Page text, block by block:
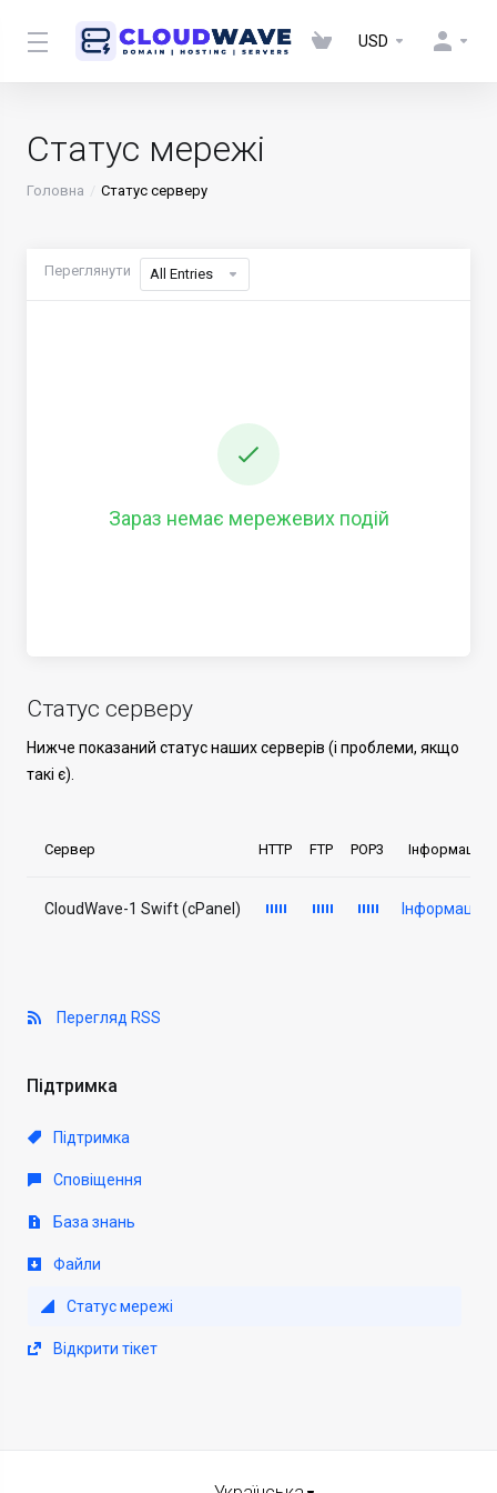
USD
Статус мережі
Головна Статус серверу
Перегляд RSS
Підтримка
Підтримка
Сповіщення
База знань
Файли
Статус мережі
Відкрити тікет
Переглянути All Entries
Зараз немає мережевих подій
Статус серверу
Нижче показаний статус наших серверів (і проблеми, якщо
такі є).
Сервер HTTP FTP POP3 Інформація
CloudWave-1 Swift (cPanel) Інформація